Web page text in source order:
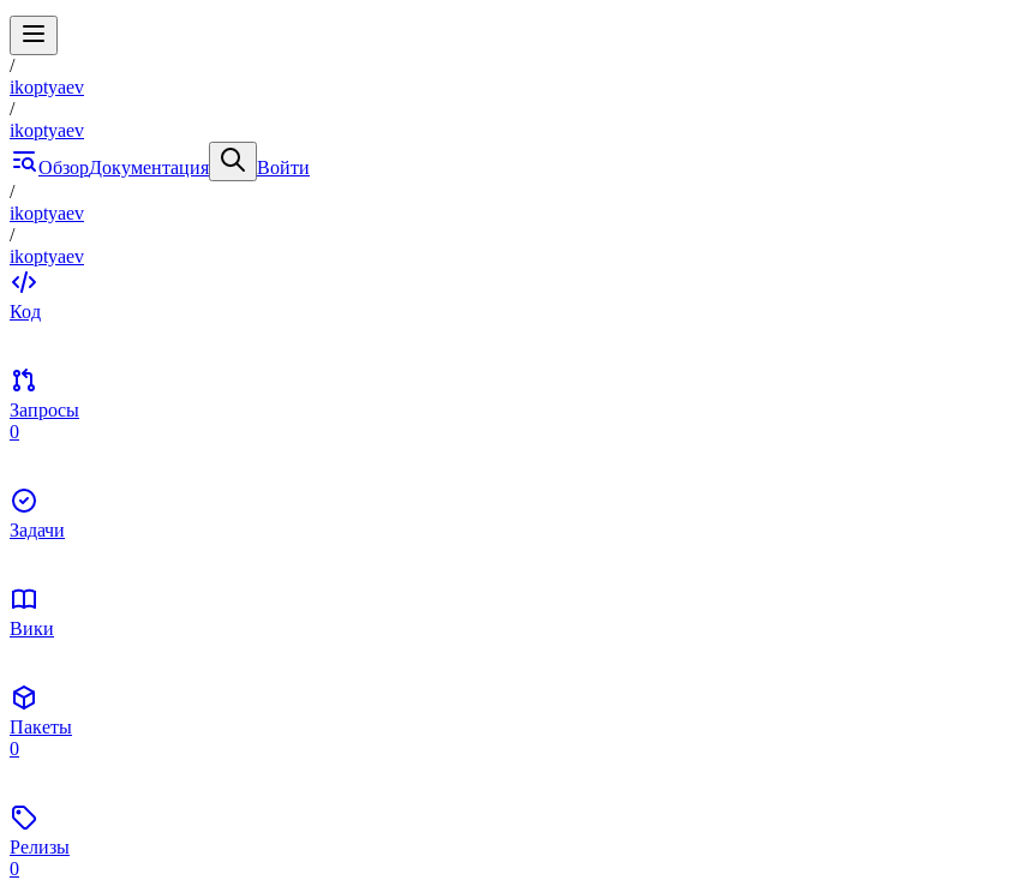
/
ikoptyaev
/
ikoptyaev
ОбзорДокументация
Войти
/
ikoptyaev
/
ikoptyaev
Код
Запросы
0
Задачи
Вики
Пакеты
0
Релизы
0